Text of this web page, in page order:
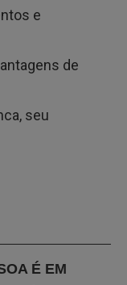
e
de
seu
É EM